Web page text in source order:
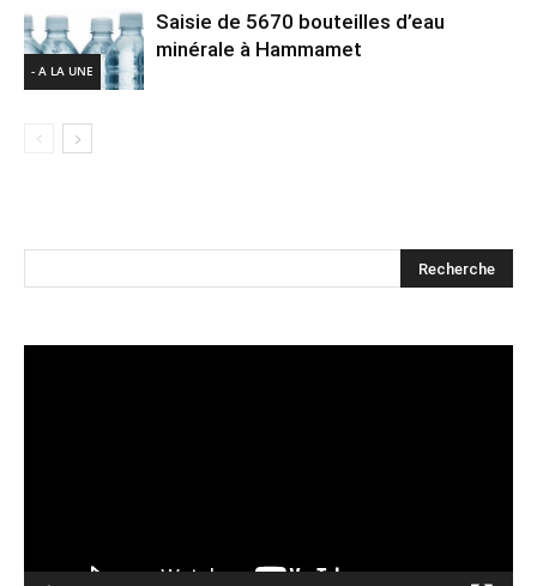
- A LA UNE
Saisie de 5670 bouteilles d’eau
minérale à Hammamet